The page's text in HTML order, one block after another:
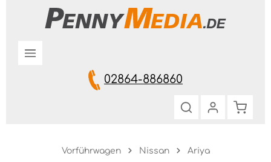
Zum Hauptinhalt springen
02864-886860
Vorführwagen Nissan Ariya